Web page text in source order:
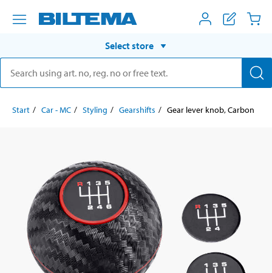
Select store
Start Car - MC Styling Gearshifts Gear lever knob, Carbon